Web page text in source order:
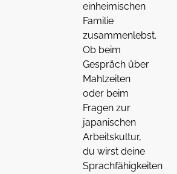
einheimischen
Familie
zusammenlebst.
Ob beim
Gespräch über
Mahlzeiten
oder beim
Fragen zur
japanischen
Arbeitskultur,
du wirst deine
Sprachfähigkeiten